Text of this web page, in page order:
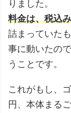
りました。
料金は、税込
詰まっていた
事に動いたの
うことです。
これがもし、
円、本体まる